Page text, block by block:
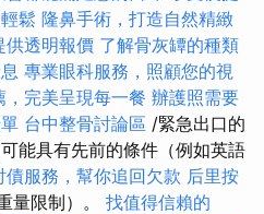
鬆 隆鼻手術，打造自然精緻
供透明報價 了解骨灰罈的種類
專業眼科服務，照顧您的視
完美呈現每一餐 辦護照需要
台中整骨討論區 /緊急出口的
能具有先前的條件（例如英語
債服務，幫你追回欠款 后里按
量限制）。 找值得信賴的